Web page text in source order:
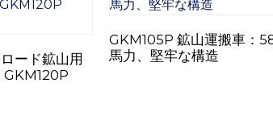
ード鉱山用
GKM120P
GKM105P 鉱山運搬車：
馬力、堅牢な構造